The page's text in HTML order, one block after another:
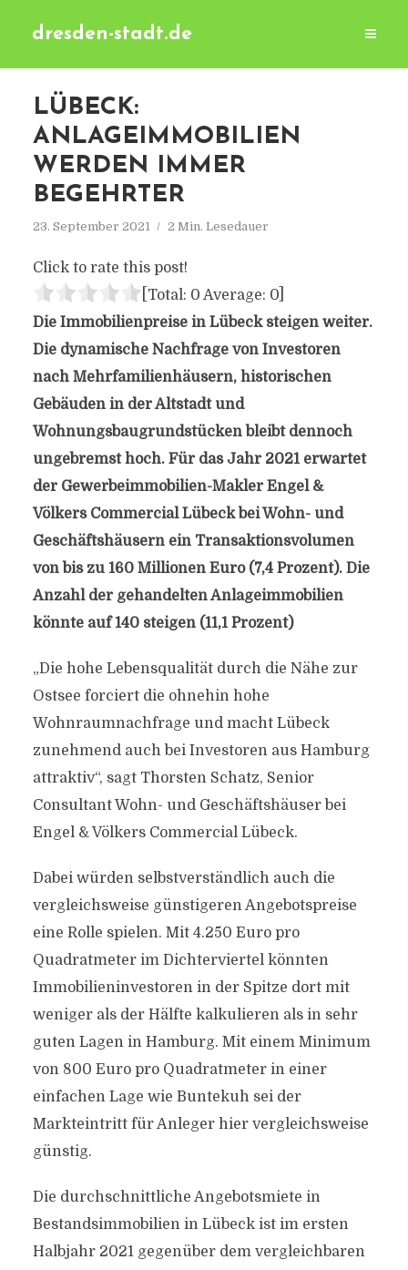
dresden-stadt.de
LÜBECK:
ANLAGEIMMOBILIEN
WERDEN IMMER
BEGEHRTER
23. September 2021 2 Min. Lesedauer
Click to rate this post!
[Total: 0 Average: 0]
Die Immobilienpreise in Lübeck steigen weiter.
Die dynamische Nachfrage von Investoren
nach Mehrfamilienhäusern, historischen
Gebäuden in der Altstadt und
Wohnungsbaugrundstücken bleibt dennoch
ungebremst hoch. Für das Jahr 2021 erwartet
der Gewerbeimmobilien-Makler Engel &
Völkers Commercial Lübeck bei Wohn- und
Geschäftshäusern ein Transaktionsvolumen
von bis zu 160 Millionen Euro (7,4 Prozent). Die
Anzahl der gehandelten Anlageimmobilien
könnte auf 140 steigen (11,1 Prozent)
„Die hohe Lebensqualität durch die Nähe zur
Ostsee forciert die ohnehin hohe
Wohnraumnachfrage und macht Lübeck
zunehmend auch bei Investoren aus Hamburg
attraktiv“, sagt Thorsten Schatz, Senior
Consultant Wohn- und Geschäftshäuser bei
Engel & Völkers Commercial Lübeck.
Dabei würden selbstverständlich auch die
vergleichsweise günstigeren Angebotspreise
eine Rolle spielen. Mit 4.250 Euro pro
Quadratmeter im Dichterviertel könnten
Immobilieninvestoren in der Spitze dort mit
weniger als der Hälfte kalkulieren als in sehr
guten Lagen in Hamburg. Mit einem Minimum
von 800 Euro pro Quadratmeter in einer
einfachen Lage wie Buntekuh sei der
Markteintritt für Anleger hier vergleichsweise
günstig.
Die durchschnittliche Angebotsmiete in
Bestandsimmobilien in Lübeck ist im ersten
Halbjahr 2021 gegenüber dem vergleichbaren